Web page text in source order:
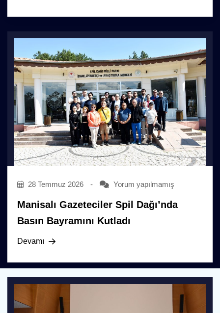
28 Temmuz 2026 - Yorum yapılmamış
Manisalı Gazeteciler Spil Dağı’nda
Basın Bayramını Kutladı
Devamı